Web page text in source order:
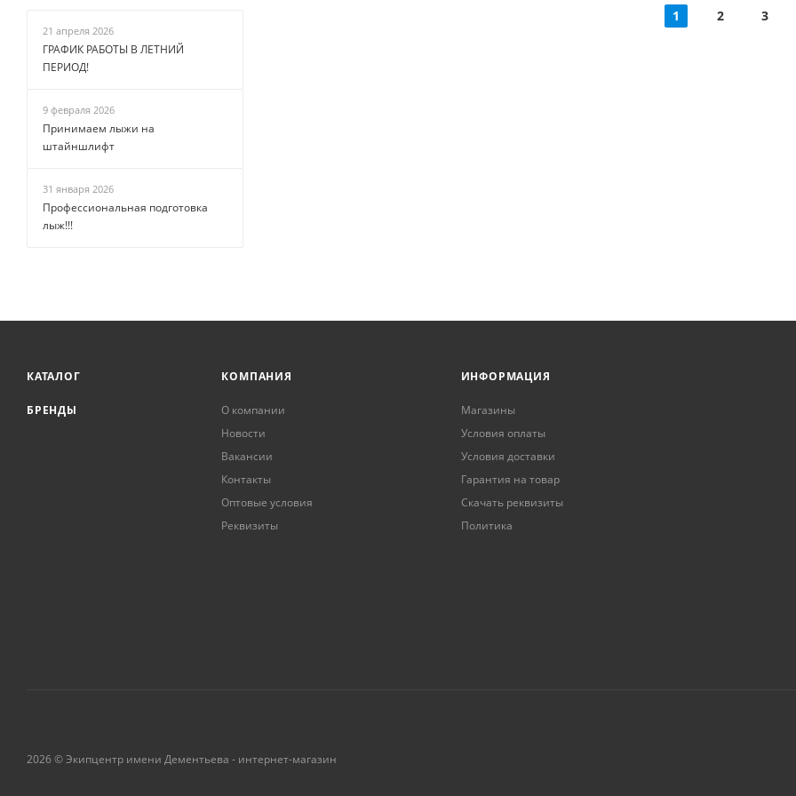
1 2 3
21 апреля 2026
ГРАФИК РАБОТЫ В ЛЕТНИЙ
ПЕРИОД!
9 февраля 2026
Принимаем лыжи на
штайншлифт
31 января 2026
Профессиональная подготовка
лыж!!!
КАТАЛОГ
БРЕНДЫ
КОМПАНИЯ
О компании
Новости
Вакансии
Контакты
Оптовые условия
Реквизиты
ИНФОРМАЦИЯ
Магазины
Условия оплаты
Условия доставки
Гарантия на товар
Скачать реквизиты
Политика
2026 © Экипцентр имени Дементьева - интернет-магазин